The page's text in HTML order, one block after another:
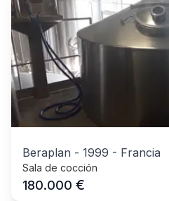
Beraplan - 1999 - Francia
Sala de cocción
180.000 €